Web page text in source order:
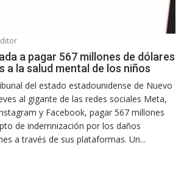
a pagar 567 millones de dólares
a la salud mental de los niños
del estado estadounidense de Nuevo
al gigante de las redes sociales Meta,
y Facebook, pagar 567 millones
de indemnización por los daños
a través de sus plataformas. Un...